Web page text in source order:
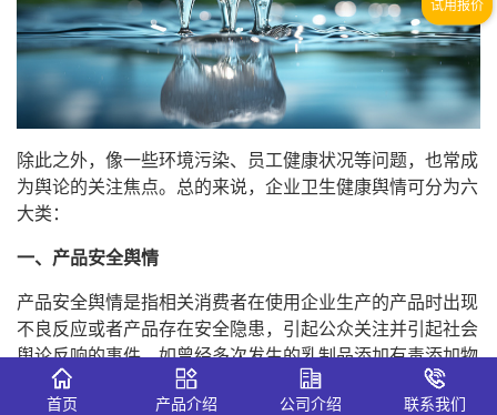
除此之外，像一些环境污染、员工健康状况等问题，也常成
为舆论的关注焦点。总的来说，企业卫生健康舆情可分为六
大类：
一、产品安全舆情
产品安全舆情是指相关消费者在使用企业生产的产品时出现
不良反应或者产品存在安全隐患，引起公众关注并引起社会
舆论反响的事件。如曾经多次发生的乳制品添加有毒添加物
的事件，给企业带来严重的声誉损失。
首页 产品介绍 公司介绍 联系我们